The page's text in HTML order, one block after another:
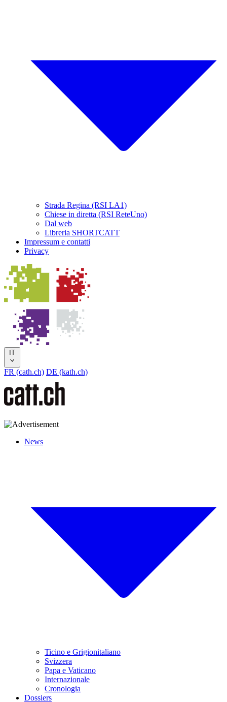
Strada Regina (RSI LA1)
Chiese in diretta (RSI ReteUno)
Dal web
Libreria SHORTCATT
Impressum e contatti
Privacy
IT
FR (cath.ch) DE (kath.ch)
News
Ticino e Grigionitaliano
Svizzera
Papa e Vaticano
Internazionale
Cronologia
Dossiers